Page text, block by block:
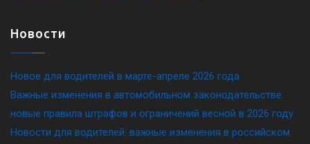
Новости
Новое для водителей в марте-апреле 2026 года
Важные изменения в автомобильном законодательстве:
новые правила штрафов и ограничений весной в 2026 году
Новости для водителей: важные изменения в российском